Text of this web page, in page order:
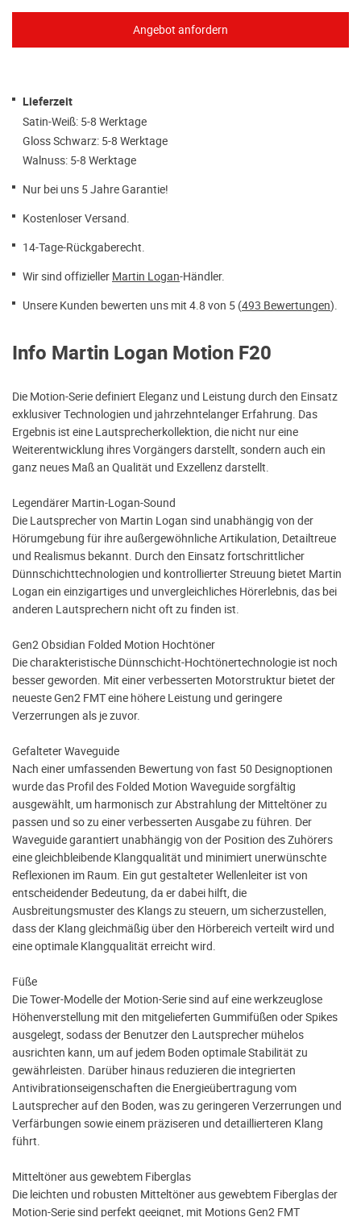
Lieferzeit
Satin-Weiß: 5-8 Werktage
Gloss Schwarz: 5-8 Werktage
Walnuss: 5-8 Werktage
Nur bei uns 5 Jahre Garantie!
Kostenloser Versand.
14-Tage-Rückgaberecht.
Wir sind offizieller Martin Logan-Händler.
Unsere Kunden bewerten uns mit 4.8 von 5 (493 Bewertungen).
Info Martin Logan Motion F20
Die Motion-Serie definiert Eleganz und Leistung durch den Einsatz
exklusiver Technologien und jahrzehntelanger Erfahrung. Das
Ergebnis ist eine Lautsprecherkollektion, die nicht nur eine
Weiterentwicklung ihres Vorgängers darstellt, sondern auch ein
ganz neues Maß an Qualität und Exzellenz darstellt.
Legendärer Martin-Logan-Sound
Die Lautsprecher von Martin Logan sind unabhängig von der
Hörumgebung für ihre außergewöhnliche Artikulation, Detailtreue
und Realismus bekannt. Durch den Einsatz fortschrittlicher
Dünnschichttechnologien und kontrollierter Streuung bietet Martin
Logan ein einzigartiges und unvergleichliches Hörerlebnis, das bei
anderen Lautsprechern nicht oft zu finden ist.
Gen2 Obsidian Folded Motion Hochtöner
Die charakteristische Dünnschicht-Hochtönertechnologie ist noch
besser geworden. Mit einer verbesserten Motorstruktur bietet der
neueste Gen2 FMT eine höhere Leistung und geringere
Verzerrungen als je zuvor.
Gefalteter Waveguide
Nach einer umfassenden Bewertung von fast 50 Designoptionen
wurde das Profil des Folded Motion Waveguide sorgfältig
ausgewählt, um harmonisch zur Abstrahlung der Mitteltöner zu
passen und so zu einer verbesserten Ausgabe zu führen. Der
Waveguide garantiert unabhängig von der Position des Zuhörers
eine gleichbleibende Klangqualität und minimiert unerwünschte
Reflexionen im Raum. Ein gut gestalteter Wellenleiter ist von
entscheidender Bedeutung, da er dabei hilft, die
Ausbreitungsmuster des Klangs zu steuern, um sicherzustellen,
dass der Klang gleichmäßig über den Hörbereich verteilt wird und
eine optimale Klangqualität erreicht wird.
Füße
Die Tower-Modelle der Motion-Serie sind auf eine werkzeuglose
Höhenverstellung mit den mitgelieferten Gummifüßen oder Spikes
ausgelegt, sodass der Benutzer den Lautsprecher mühelos
ausrichten kann, um auf jedem Boden optimale Stabilität zu
gewährleisten. Darüber hinaus reduzieren die integrierten
Antivibrationseigenschaften die Energieübertragung vom
Lautsprecher auf den Boden, was zu geringeren Verzerrungen und
Verfärbungen sowie einem präziseren und detaillierteren Klang
führt.
Mitteltöner aus gewebtem Fiberglas
Die leichten und robusten Mitteltöner aus gewebtem Fiberglas der
Motion-Serie sind perfekt geeignet, mit Motions Gen2 FMT